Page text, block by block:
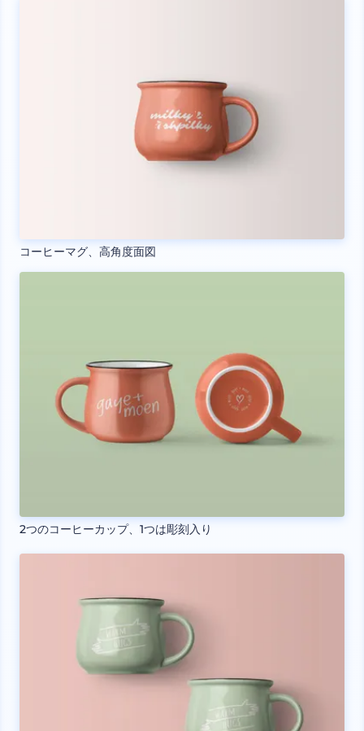
コーヒーマグ、高角度面図
2つのコーヒーカップ、1つは彫刻入り